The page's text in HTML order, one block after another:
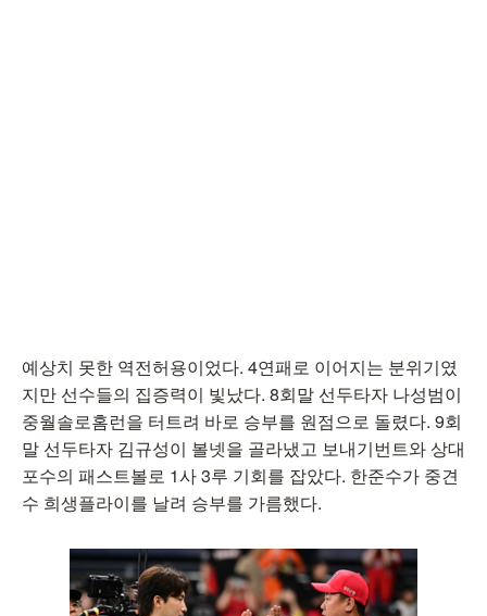
예상치 못한 역전허용이었다. 4연패로 이어지는 분위기였
지만 선수들의 집증력이 빛났다. 8회말 선두타자 나성범이
중월솔로홈런을 터트려 바로 승부를 원점으로 돌렸다. 9회
말 선두타자 김규성이 볼넷을 골라냈고 보내기번트와 상대
포수의 패스트볼로 1사 3루 기회를 잡았다. 한준수가 중견
수 희생플라이를 날려 승부를 가름했다.